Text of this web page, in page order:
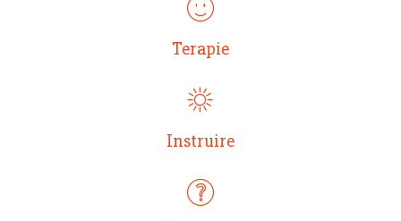
Terapie
Instruire